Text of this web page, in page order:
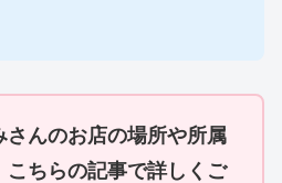
さんのお店の場所や所属
ちらの記事で詳しくご